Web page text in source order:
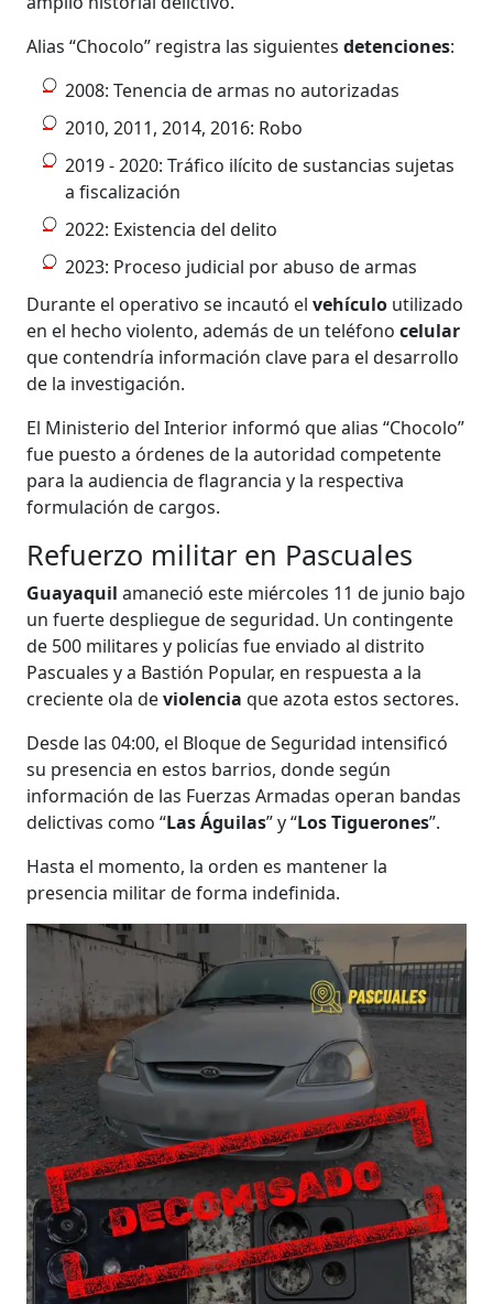
Alias “Chocolo” registra las siguientesdetenciones:
2008: Tenencia de armas no autorizadas
2010, 2011, 2014, 2016: Robo
2019 - 2020: Tráfico ilícito de sustancias sujetas
a fiscalización
2022: Existencia del delito
2023: Proceso judicial por abuso de armas
Durante el operativo se incautó elvehículo utilizado
en el hecho violento, además de un teléfonocelular
que contendría información clave para el desarrollo
de la investigación.
El Ministerio del Interior informó que alias “Chocolo”
fue puesto a órdenes de la autoridad competente
para la audiencia de flagrancia y la respectiva
formulación de cargos.
Refuerzo militar en Pascuales
Guayaquilamaneció este miércoles 11 de junio bajo
un fuerte despliegue de seguridad. Un contingente
de 500 militares y policías fue enviado al distrito
Pascuales y a Bastión Popular, en respuesta a la
creciente ola deviolenciaque azota estos sectores.
Desde las 04:00, el Bloque de Seguridad intensificó
su presencia en estos barrios, donde según
información de las Fuerzas Armadas operan bandas
delictivas como “Las Águilas” y “Los Tiguerones”.
Hasta el momento, la orden es mantener la
presencia militar de forma indefinida.